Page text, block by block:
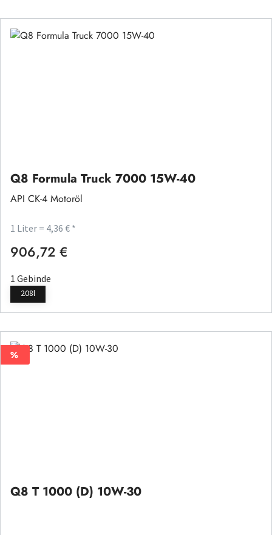
Q8 Formula Truck 7000 15W-40
API CK-4 Motoröl
1 Liter = 4,36 € *
Regulärer Preis:
906,72 €
1 Gebinde
208l
%
%
Q8 T 1000 (D) 10W-30